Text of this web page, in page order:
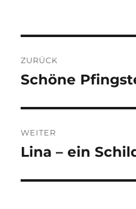
ZURÜCK
Vorheriger
Schöne
WEITER
Nächster
Lina – ein